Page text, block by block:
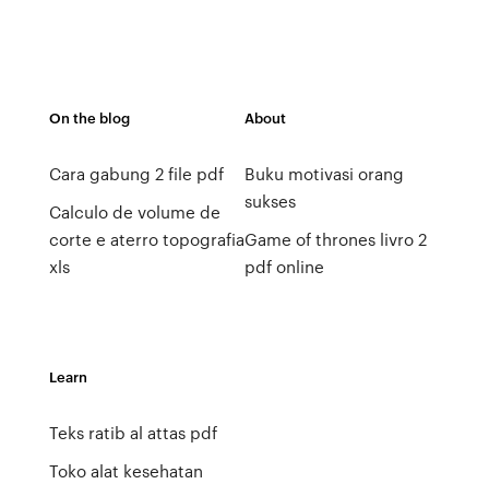
On the blog
Cara gabung 2 file pdf
Calculo de volume de
corte e aterro topografia
xls
About
Buku motivasi orang
sukses
Game of thrones livro 2
pdf online
Learn
Teks ratib al attas pdf
Toko alat kesehatan